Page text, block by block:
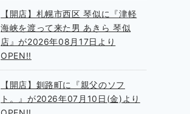
【開店】札幌市西区 琴似に『津軽
海峡を渡って来た男 あきら 琴似
店』が2026年08月17日より
OPEN!!
【開店】釧路町に『親父のソフ
ト。』が2026年07月10日(金)より